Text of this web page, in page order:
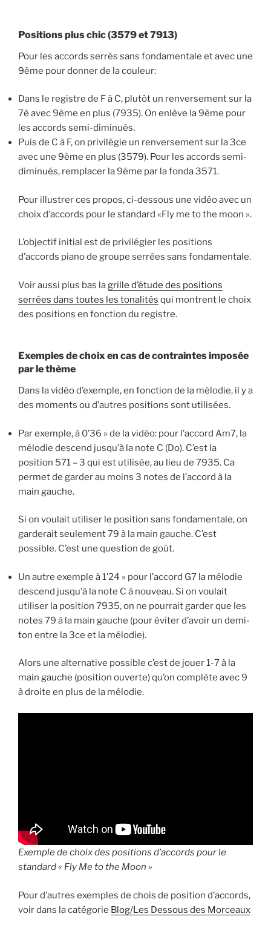
Positions plus chic (3579 et 7913)
Pour les accords serrés sans fondamentale et avec une
9ème pour donner de la couleur:
Dans le registre de F à C, plutôt un renversement sur la
7è avec 9ème en plus (7935). On enlève la 9ème pour
les accords semi-diminués.
Puis de C à F, on privilégie un renversement sur la 3ce
avec une 9ème en plus (3579). Pour les accords semi-
diminués, remplacer la 9éme par la fonda 3571.
Pour illustrer ces propos, ci-dessous une vidéo avec un
choix d’accords pour le standard «Fly me to the moon ».
L’objectif initial est de privilégier les positions
d’accords piano de groupe serrées sans fondamentale.
Voir aussi plus bas lagrille d’étude des positions
serrées dans toutes les tonalités qui montrent le choix
des positions en fonction du registre.
Exemples de choix en cas de contraintes imposée
par le thème
Dans la vidéo d’exemple, en fonction de la mélodie, il y a
des moments ou d’autres positions sont utilisées.
Par exemple, à 0’36 » de la vidéo: pour l’accord Am7, la
mélodie descend jusqu’à la note C (Do). C’est la
position 571 – 3 qui est utilisée, au lieu de 7935. Ca
permet de garder au moins 3 notes de l’accord à la
main gauche.
Si on voulait utiliser le position sans fondamentale, on
garderait seulement 79 à la main gauche. C’est
possible. C’est une question de goût.
Un autre exemple à 1’24 » pour l’accord G7 la mélodie
descend jusqu’à la note C à nouveau. Si on voulait
utiliser la position 7935, on ne pourrait garder que les
notes 79 à la main gauche (pour éviter d’avoir un demi-
ton entre la 3ce et la mélodie).
Alors une alternative possible c’est de jouer 1-7 à la
main gauche (position ouverte) qu’on complète avec 9
à droite en plus de la mélodie.
Exemple de choix des positions d’accords pour le
standard « Fly Me to the Moon »
Pour d’autres exemples de chois de position d’accords,
voir dans la catégorie Blog/Les Dessous des Morceaux